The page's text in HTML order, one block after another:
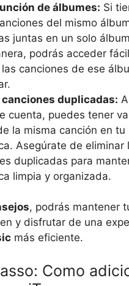
de álbumes: Si
del mismo
juntas en un solo
podrás acceder
canciones de ese
canciones duplicadas:
cuenta, puedes tener
la misma canción en tu
Asegúrate de eliminar
duplicadas para
limpia y organizada.
, podrás mantener
y disfrutar de una
más eficiente.
Como